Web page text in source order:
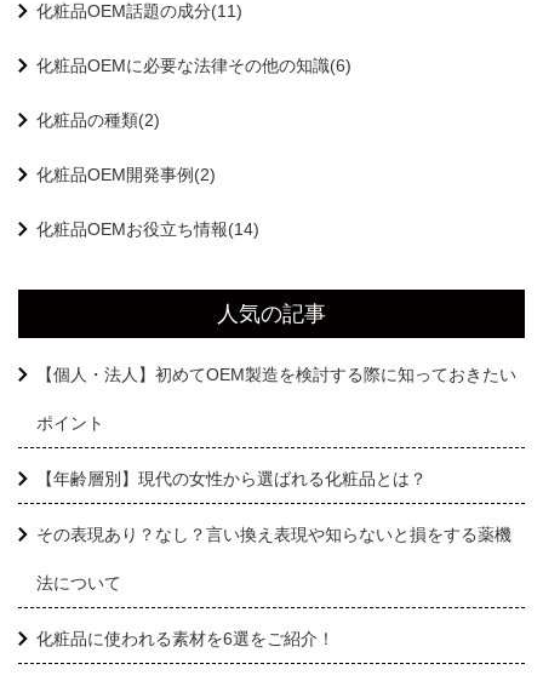
化粧品OEM話題の成分(11)
化粧品OEMに必要な法律その他の知識(6)
化粧品の種類(2)
化粧品OEM開発事例(2)
化粧品OEMお役立ち情報(14)
人気の記事
【個人・法人】初めてOEM製造を検討する際に知っておきたい
ポイント
【年齢層別】現代の女性から選ばれる化粧品とは？
その表現あり？なし？言い換え表現や知らないと損をする薬機
法について
化粧品に使われる素材を6選をご紹介！